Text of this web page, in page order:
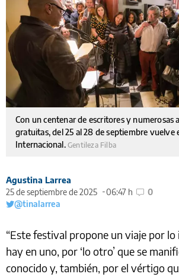
Con un centenar de escritores y numerosas
gratuitas, del 25 al 28 de septiembre vuelve
Internacional. Gentileza Filba
Agustina Larrea
25 de septiembre de 2025
06:47 h
0
@tinalarrea
“Este festival propone un viaje por lo
hay en uno, por ‘lo otro’ que se
conocido y, también, por el vértigo